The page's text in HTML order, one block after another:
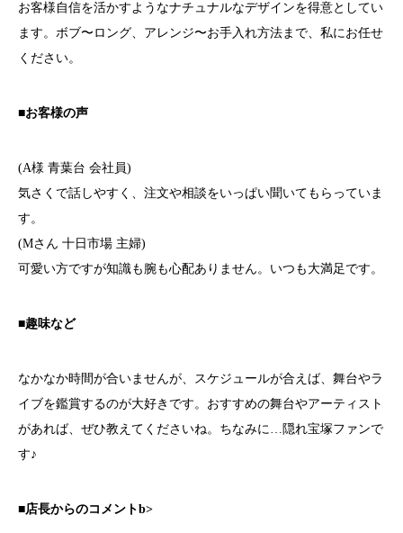
お客様自信を活かすようなナチュナルなデザインを得意としてい
ます。ボブ〜ロング、アレンジ〜お手入れ方法まで、私にお任せ
ください。
■お客様の声
(A様 青葉台 会社員)
気さくで話しやすく、注文や相談をいっぱい聞いてもらっていま
す。
(Mさん 十日市場 主婦)
可愛い方ですが知識も腕も心配ありません。いつも大満足です。
■趣味など
なかなか時間が合いませんが、スケジュールが合えば、舞台やラ
イブを鑑賞するのが大好きです。おすすめの舞台やアーティスト
があれば、ぜひ教えてくださいね。ちなみに…隠れ宝塚ファンで
す♪
■店長からのコメントb>